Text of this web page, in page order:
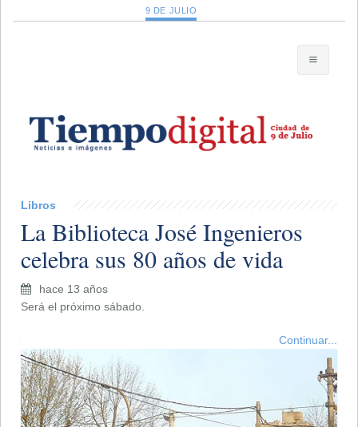
9 DE JULIO
Libros
La Biblioteca José Ingenieros
celebra sus 80 años de vida
hace 13 años
Será el próximo sábado.
Continuar...